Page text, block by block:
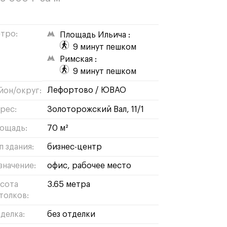
Площадь Ильича :
9 минут пешком
Римская :
9 минут пешком
округ: лефортово / ЮВАО
Золоторожский Вал, 11/1
70 м²
здания: бизнес-центр
офис рабочее место
3.65 метра
без отделки